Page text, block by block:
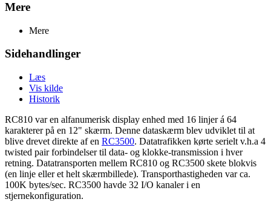
Mere
Mere
Sidehandlinger
Læs
Vis kilde
Historik
RC810 var en alfanumerisk display enhed med 16 linjer á 64
karakterer på en 12" skærm. Denne dataskærm blev udviklet til at
blive drevet direkte af en RC3500. Datatrafikken kørte serielt v.h.a 4
twisted pair forbindelser til data- og klokke-transmission i hver
retning. Datatransporten mellem RC810 og RC3500 skete blokvis
(en linje eller et helt skærmbillede). Transporthastigheden var ca.
100K bytes/sec. RC3500 havde 32 I/O kanaler i en
stjernekonfiguration.